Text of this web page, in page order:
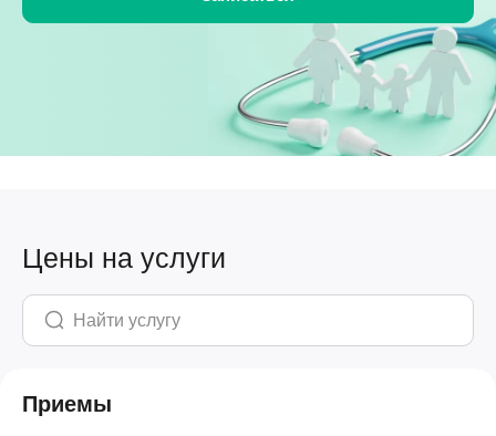
Цены на услуги
Приемы